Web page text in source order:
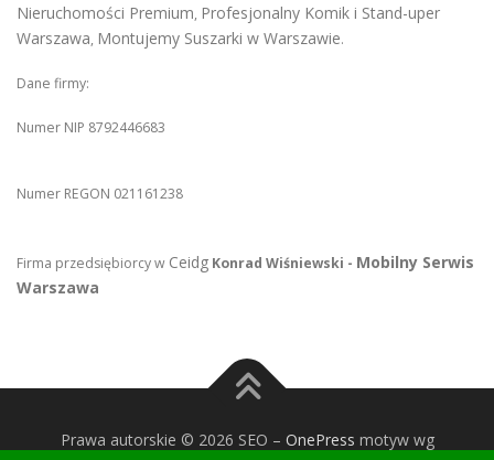
Nieruchomości Premium, Profesjonalny Komik i Stand-uper
Warszawa, Montujemy Suszarki w Warszawie.
Dane firmy:
Numer NIP 8792446683
Numer REGON 021161238
Firma przedsiębiorcy w Ceidg Konrad Wiśniewski - Mobilny Serwis
Warszawa
Prawa autorskie © 2026 SEO – OnePress motyw wg